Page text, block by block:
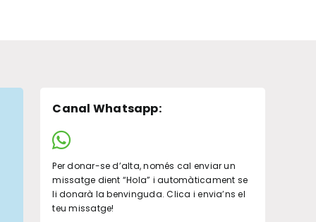
Canal Whatsapp:
Per donar-se d’alta, només cal enviar un
missatge dient “Hola” i automàticament se
li donarà la benvinguda. Clica i envia’ns el
teu missatge!